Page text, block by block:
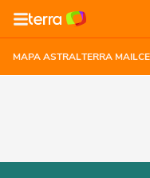
MAPA ASTRALTERRA MAIL